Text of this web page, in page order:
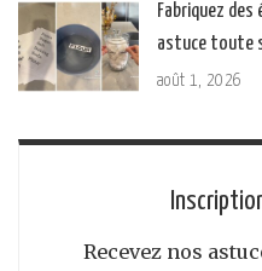
Fabriquez
astuce toute
août 1, 2026
Recevez nos